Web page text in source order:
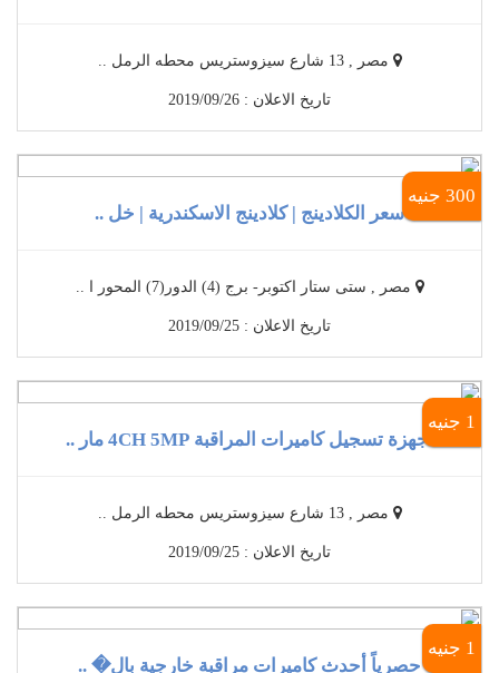
مصر , 13 شارع سيزوستريس محطه الرمل ..
تاريخ الاعلان : 2019/09/26
300 جنيه
سعر الكلادينج | كلادينج الاسكندرية | خل ..
مصر , ستى ستار اكتوبر- برج (4) الدور(7) المحور ا ..
تاريخ الاعلان : 2019/09/25
1 جنيه
أجهزة تسجيل كاميرات المراقبة 4CH 5MP مار ..
مصر , 13 شارع سيزوستريس محطه الرمل ..
تاريخ الاعلان : 2019/09/25
1 جنيه
حصرياً أحدث كاميرات مراقبة خارجية بال� ..